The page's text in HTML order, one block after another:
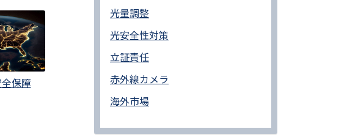
保障
光量調整
光安全性対策
立証責任
赤外線カメラ
海外市場